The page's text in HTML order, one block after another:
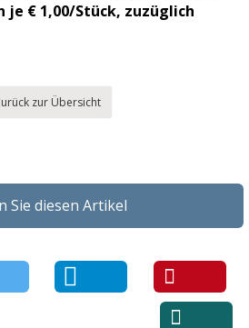
je € 1,00/Stück, zuzüglich
zur Übersicht
Sie diesen Artikel